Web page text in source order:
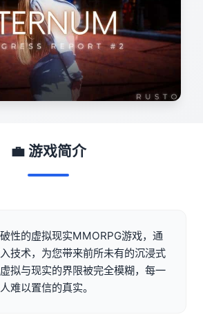
💼 游戏简介
性的虚拟现实MMORPG游戏，通
技术，为您带来前所未有的沉浸式
拟与现实的界限被完全模糊，每一
难以置信的真实。